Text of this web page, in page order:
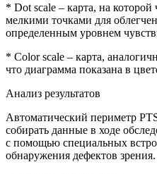
* Dоt sсаlе – карта, на которой
мелкими точками для
определенным уровнем
* Соlоr sсаlе – карта,
что диаграмма показана в
Анализ результатов
Автоматический периметр
собирать данные в ходе
с помощью специальных
обнаружения дефектов зрения.